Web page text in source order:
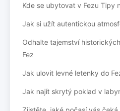
Kde se ubytovat v Fezu Tipy
Jak si užít autentickou
Odhalte tajemství
Fez
Jak ulovit levné letenky do
Jak najít skrytý poklad v